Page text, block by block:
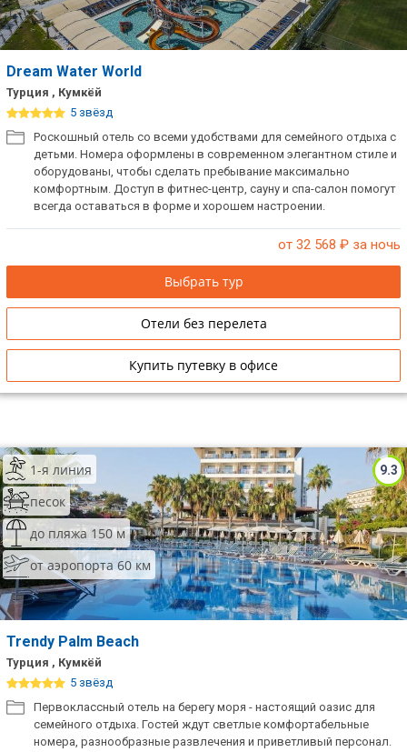
Dream Water World
Турция , Кумкёй
5 звёзд
Роскошный отель со всеми удобствами для семейного отдыха с
детьми. Номера оформлены в современном элегантном стиле и
оборудованы, чтобы сделать пребывание максимально
комфортным. Доступ в фитнес-центр, сауну и спа-салон помогут
всегда оставаться в форме и хорошем настроении.
от 32 568 ₽ за ночь
Выбрать тур
Отели без перелета
Купить путевку в офисе
9.3
1-я линия
песок
до пляжа 150 м
от аэропорта 60 км
Trendy Palm Beach
Турция , Кумкёй
5 звёзд
Первоклассный отель на берегу моря - настоящий оазис для
семейного отдыха. Гостей ждут светлые комфортабельные
номера, разнообразные развлечения и приветливый персонал.